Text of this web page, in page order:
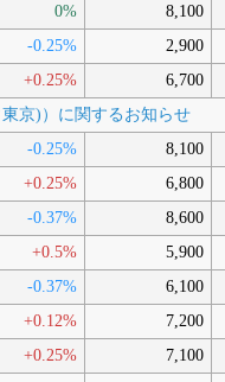
0% 8,100
-0.25% 2,900
+0.25% 6,700
京)）に関するお知らせ
-0.25% 8,100
+0.25% 6,800
-0.37% 8,600
+0.5% 5,900
-0.37% 6,100
+0.12% 7,200
+0.25% 7,100